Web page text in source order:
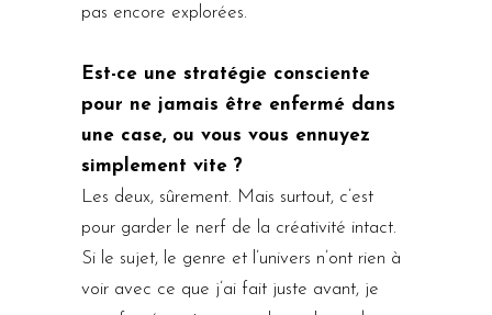
pas encore explorées.
Est-ce une stratégie consciente
pour ne jamais être enfermé dans
une case, ou vous vous ennuyez
simplement vite ?
Les deux, sûrement. Mais surtout, c’est
pour garder le nerf de la créativité intact.
Si le sujet, le genre et l’univers n’ont rien à
voir avec ce que j’ai fait juste avant, je